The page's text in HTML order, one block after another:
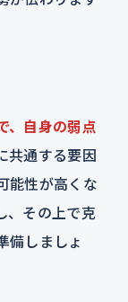
、自身の弱点
共通する要因
能性が高くな
、その上で克
備しましょ